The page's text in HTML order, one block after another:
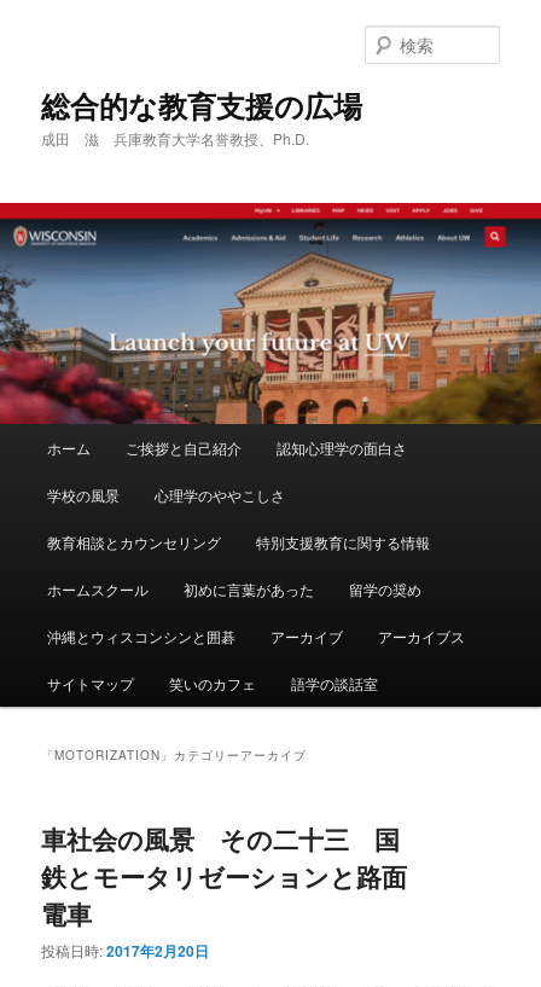
へ
移
動
移
動
総合的な教育支援の広場
成田 滋 兵庫教育大学名誉教授、Ph.D.
索
ホーム ご挨拶と自己紹介 認知心理学の面白さ
学校の風景 心理学のややこしさ
教育相談とカウンセリング 特別支援教育に関する情報
ホームスクール 初めに言葉があった 留学の奨め
沖縄とウィスコンシンと囲碁 アーカイブ アーカイブス
サイトマップ 笑いのカフェ 語学の談話室
「MOTORIZATION 」カテゴリーアーカイブ
車社会の風景 その二十三 国
鉄とモータリゼーションと路面
電車
投稿日時:2017年2月20日